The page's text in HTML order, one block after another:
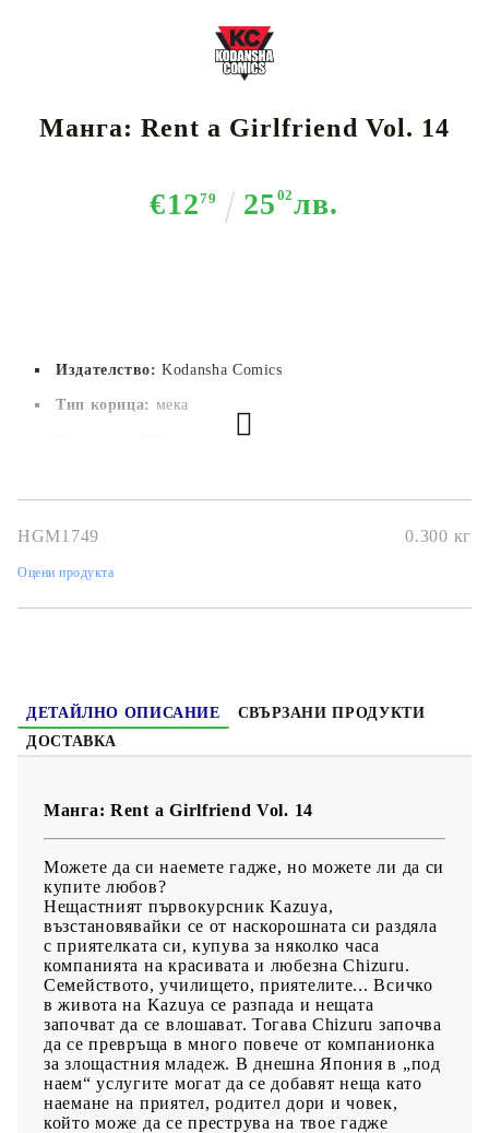
Манга: Rent a Girlfriend Vol. 14
€1279 25 02лв.
Издателство: Kodansha Comics
Тип корица: мека
Дата на издаване:
Жанр:Comedy, Romance, School, Shounen
HGM1749 0.300 кг
Оцени продукта
ДЕТАЙЛНО ОПИСАНИЕ
СВЪРЗАНИ ПРОДУКТИ
ДОСТАВКА
Манга: Rent a Girlfriend Vol. 14
Можете да си наемете гадже, но можете ли да си
купите любов?
Нещастният първокурсник Kazuya,
възстановявайки се от наскорошната си раздяла
с приятелката си, купува за няколко часа
компанията на красивата и любезна Chizuru.
Семейството, училището, приятелите... Всичко
в живота на Kazuya се разпада и нещата
започват да се влошават. Тогава Chizuru започва
да се превръща в много повече от компанионка
за злощастния младеж. В днешна Япония в „под
наем“ услугите могат да се добавят неща като
наемане на приятел, родител дори и човек,
който може да се преструва на твое гадже